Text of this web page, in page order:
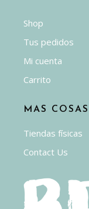
Shop
Tus pedidos
Mi cuenta
Carrito
MAS COSAS
Tiendas físicas
Contact Us